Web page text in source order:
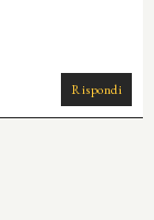
Rispondi